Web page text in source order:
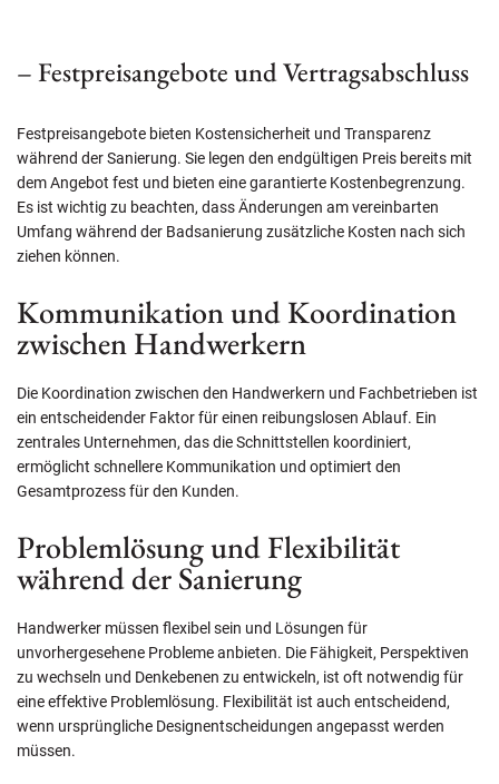
– Festpreisangebote und Vertragsabschluss
Festpreisangebote bieten Kostensicherheit und Transparenz
während der Sanierung. Sie legen den endgültigen Preis bereits mit
dem Angebot fest und bieten eine garantierte Kostenbegrenzung.
Es ist wichtig zu beachten, dass Änderungen am vereinbarten
Umfang während der Badsanierung zusätzliche Kosten nach sich
ziehen können.
Kommunikation und Koordination
zwischen Handwerkern
Die Koordination zwischen den Handwerkern und Fachbetrieben ist
ein entscheidender Faktor für einen reibungslosen Ablauf. Ein
zentrales Unternehmen, das die Schnittstellen koordiniert,
ermöglicht schnellere Kommunikation und optimiert den
Gesamtprozess für den Kunden.
Problemlösung und Flexibilität
während der Sanierung
Handwerker müssen flexibel sein und Lösungen für
unvorhergesehene Probleme anbieten. Die Fähigkeit, Perspektiven
zu wechseln und Denkebenen zu entwickeln, ist oft notwendig für
eine effektive Problemlösung. Flexibilität ist auch entscheidend,
wenn ursprüngliche Designentscheidungen angepasst werden
müssen.